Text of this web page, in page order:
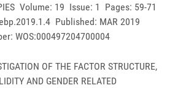
Volume: 19 Issue: 1 Pages: 59-71
Published: MAR 2019
WOS:000497204700004
OF THE FACTOR STRUCTURE,
AND GENDER RELATED